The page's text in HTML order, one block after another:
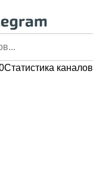
Статистика каналов